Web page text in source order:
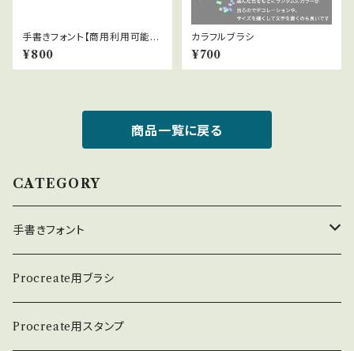
手書きフォント【商用利用可能】0
29
¥800
カラフルブラシ
¥700
商品一覧に戻る
CATEGORY
手書きフォント
英数学フォント
日本語フォント
Procreate用ブラシ
Procreate用スタンプ